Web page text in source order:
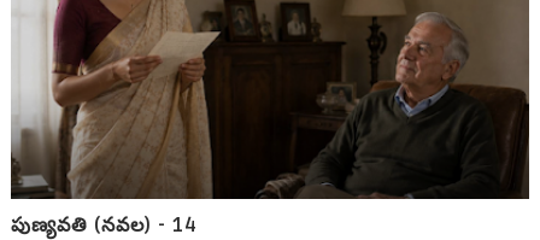
పుణ్యవతి (నవల) - 14